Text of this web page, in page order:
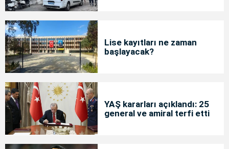
Lise kayıtları ne zaman
başlayacak?
YAŞ kararları açıklandı: 25
general ve amiral terfi etti